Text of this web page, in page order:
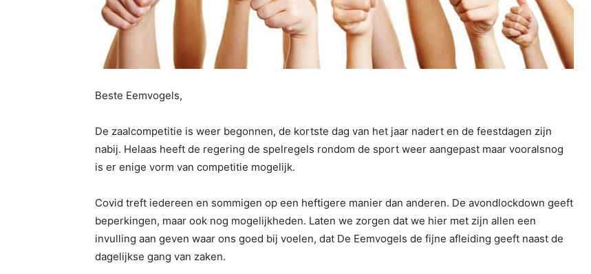
Beste Eemvogels,
De zaalcompetitie is weer begonnen, de kortste dag van het jaar nadert en de feestdagen zijn
nabij. Helaas heeft de regering de spelregels rondom de sport weer aangepast maar vooralsnog
is er enige vorm van competitie mogelijk.
Covid treft iedereen en sommigen op een heftigere manier dan anderen. De avondlockdown geeft
beperkingen, maar ook nog mogelijkheden. Laten we zorgen dat we hier met zijn allen een
invulling aan geven waar ons goed bij voelen, dat De Eemvogels de fijne afleiding geeft naast de
dagelijkse gang van zaken.